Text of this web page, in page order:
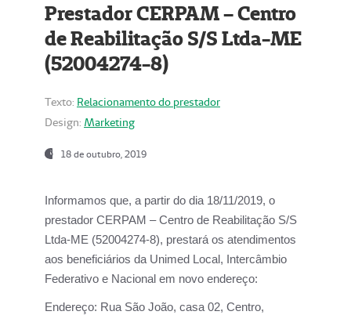
Prestador CERPAM – Centro
de Reabilitação S/S Ltda-ME
(52004274-8)
Texto: Relacionamento do prestador
Design: Marketing
18 de outubro, 2019
Informamos que, a partir do dia 18/11/2019, o
prestador CERPAM – Centro de Reabilitação S/S
Ltda-ME (52004274-8), prestará os atendimentos
aos beneficiários da Unimed Local, Intercâmbio
Federativo e Nacional em novo endereço:
Endereço: Rua São João, casa 02, Centro,